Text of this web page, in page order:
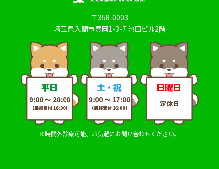
〒358-0003
埼玉県入間市豊岡1-3-7 池田ビル2階
※時間外診療可能。お気軽にお問い合わせください。